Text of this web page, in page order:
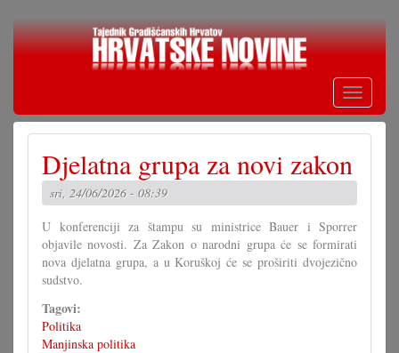
Skoči
Toggle
Djelatna grupa za novi zakon
sri, 24/06/2026 - 08:39
U konferenciji za štampu su ministrice Bauer i Sporrer
objavile novosti. Za Zakon o narodni grupa će se formirati
nova djelatna grupa, a u Koruškoj će se proširiti dvojezično
sudstvo.
Tagovi:
Politika
Manjinska politika